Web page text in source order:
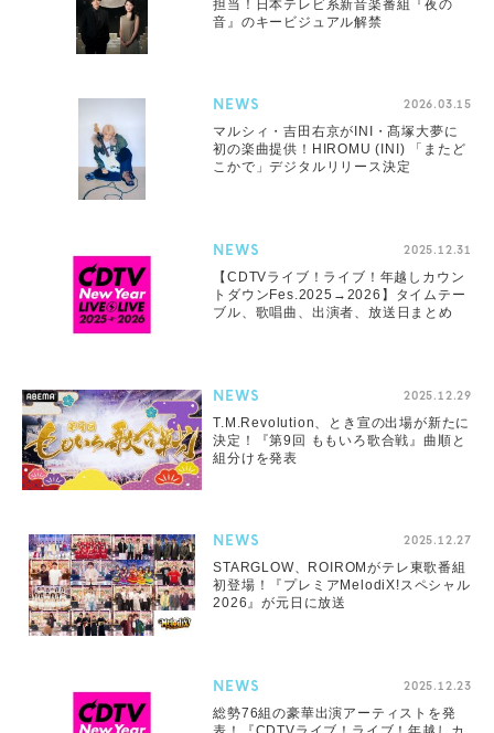
担当！日本テレビ系新音楽番組『夜の
音』のキービジュアル解禁
NEWS 2026.03.15
マルシィ・吉田右京がINI・髙塚大夢に
初の楽曲提供！HIROMU (INI) 「またど
こかで」デジタルリリース決定
NEWS 2025.12.31
【CDTVライブ！ライブ！年越しカウン
トダウンFes.2025→2026】タイムテー
ブル、歌唱曲、出演者、放送日まとめ
NEWS 2025.12.29
T.M.Revolution、とき宣の出場が新たに
決定！『第9回 ももいろ歌合戦』曲順と
組分けを発表
NEWS 2025.12.27
STARGLOW、ROIROMがテレ東歌番組
初登場！『プレミアMelodiX!スペシャル
2026』が元日に放送
NEWS 2025.12.23
総勢76組の豪華出演アーティストを発